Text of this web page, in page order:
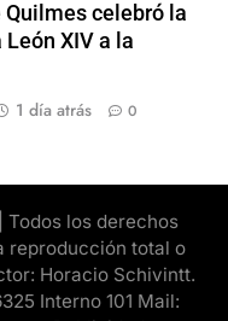
Quilmes celebró la
XIV a la
1 día atrás 0
Todos los derechos
reproducción total o
Horacio Schivintt.
Interno 101 Mail: